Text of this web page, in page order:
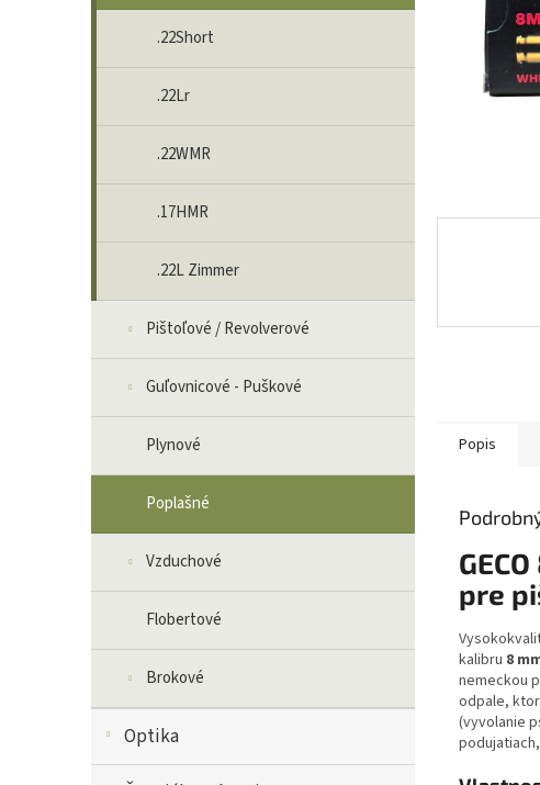
.22Short
.22Lr
.22WMR
.17HMR
.22L Zimmer
Pištoľové / Revolverové
Guľovnicové - Puškové
Plynové
Poplašné
Vzduchové
Flobertové
Brokové
Optika
Popis
pre
kalibru 8
nemeckou
odpale,
(vyvolanie